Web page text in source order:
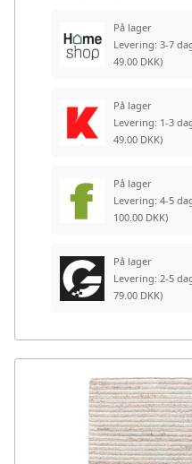
På lager
Levering: 3-7
49.00 DKK)
På lager
Levering: 1-3
49.00 DKK)
På lager
Levering: 4-5
100.00 DKK)
På lager
Levering: 2-5
79.00 DKK)